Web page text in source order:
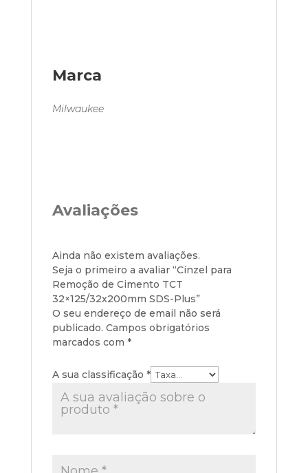
Marca
Milwaukee
Avaliações
Ainda não existem avaliações.
Seja o primeiro a avaliar “Cinzel para
Remoção de Cimento TCT
32×125/32x200mm SDS-Plus”
O seu endereço de email não será
publicado. Campos obrigatórios
marcados com *
A sua classificação *